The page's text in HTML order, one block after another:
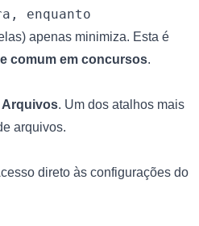
enquanto
apenas minimiza. Esta é
comum em concursos.
Arquivos. Um dos atalhos mais
arquivos.
direto às configurações do